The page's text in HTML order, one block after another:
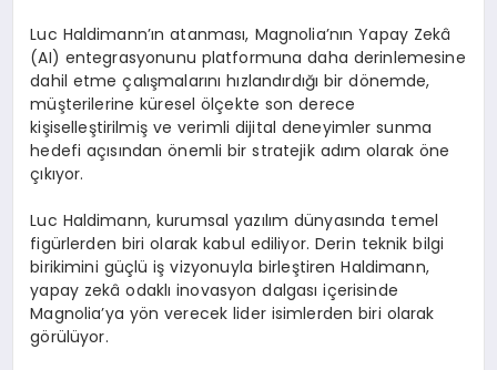
Luc Haldimann’ın atanması, Magnolia’nın Yapay Zekâ
(AI) entegrasyonunu platformuna daha derinlemesine
dahil etme çalışmalarını hızlandırdığı bir dönemde,
müşterilerine küresel ölçekte son derece
kişiselleştirilmiş ve verimli dijital deneyimler sunma
hedefi açısından önemli bir stratejik adım olarak öne
çıkıyor.
Luc Haldimann, kurumsal yazılım dünyasında temel
figürlerden biri olarak kabul ediliyor. Derin teknik bilgi
birikimini güçlü iş vizyonuyla birleştiren Haldimann,
yapay zekâ odaklı inovasyon dalgası içerisinde
Magnolia’ya yön verecek lider isimlerden biri olarak
görülüyor.